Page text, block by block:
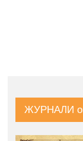
ЖУРНАЛИ